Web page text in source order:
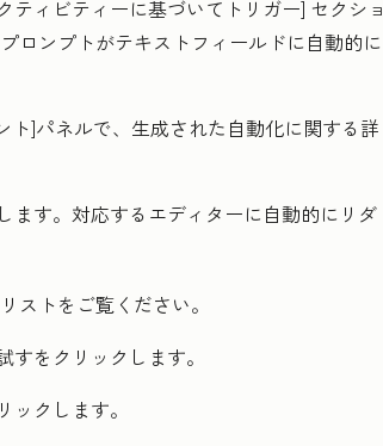
ティビティーに基づいてトリガー] セクショ
ロンプトがテキストフィールドに自動的に
]パネルで、生成された自動化に関する詳
ます。対応するエディターに自動的にリダ
ストをご覧ください。
すをクリックします。
ックします。